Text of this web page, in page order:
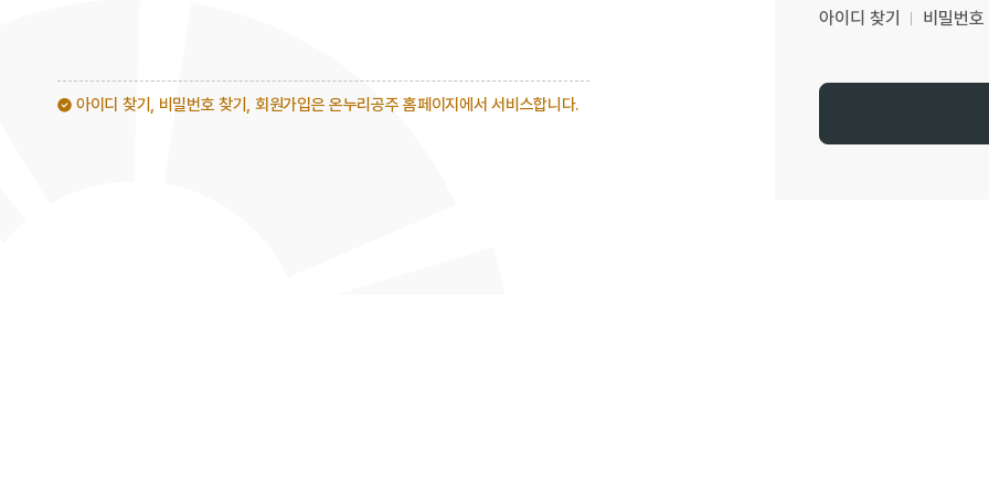
아이디 찾기, 비밀번호 찾기, 회원가입은 온누리공주 홈페이지에서 서비스합니다.
아이디 찾기 비밀번호